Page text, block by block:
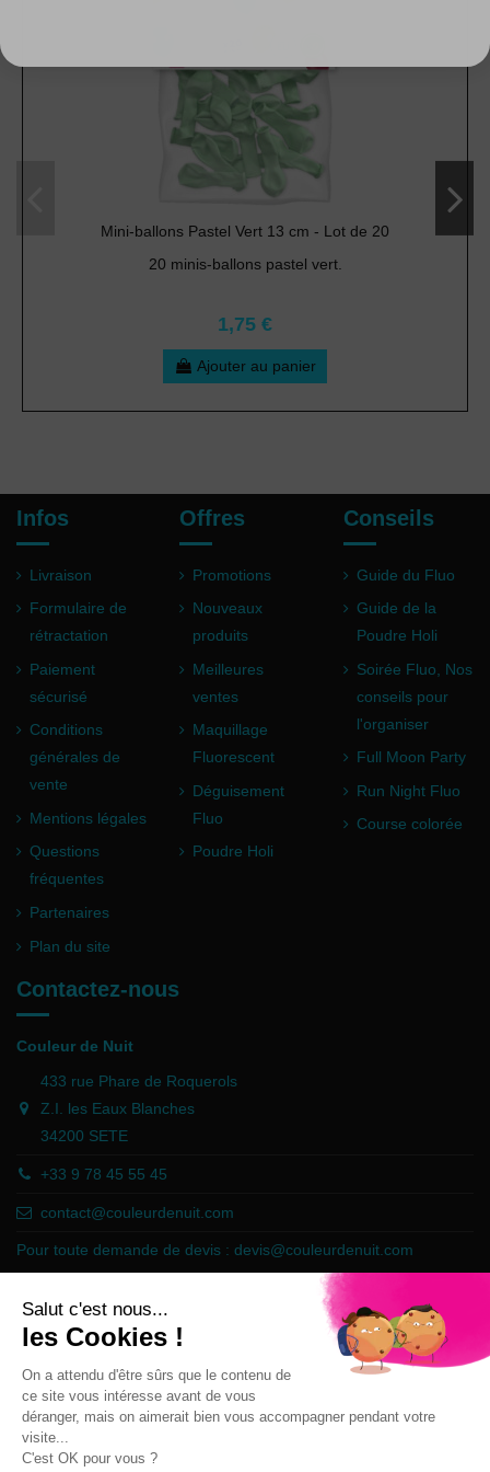
Mini-ballons Pastel Vert 13 cm - Lot de 20
20 minis-ballons pastel vert.
1,75 €
Ajouter au panier
Infos
Livraison
Formulaire de
rétractation
Paiement
sécurisé
Conditions
générales de
vente
Mentions légales
Questions
fréquentes
Partenaires
Plan du site
Offres
Promotions
Nouveaux
produits
Meilleures
ventes
Maquillage
Fluorescent
Déguisement
Fluo
Poudre Holi
Conseils
Guide du Fluo
Guide de la
Poudre Holi
Soirée Fluo, Nos
conseils pour
l'organiser
Full Moon Party
Run Night Fluo
Course colorée
Contactez-nous
Couleur de Nuit
433 rue Phare de Roquerols
Z.I. les Eaux Blanches
34200 SETE
+33 9 78 45 55 45
contact@couleurdenuit.com
Pour toute demande de devis : devis@couleurdenuit.com
Marchand approuvé par la Société des Avis Garantis,cliquez ici pour
vérifier .
Follow us